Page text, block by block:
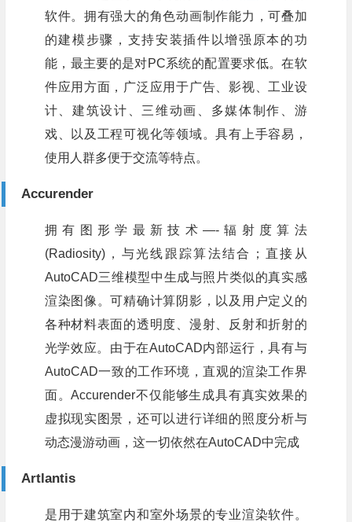
软件。拥有强大的角色动画制作能力，可叠加
的建模步骤，支持安装插件以增强原本的功
能，最主要的是对PC系统的配置要求低。在软
件应用方面，广泛应用于广告、影视、工业设
计、建筑设计、三维动画、多媒体制作、游
戏、以及工程可视化等领域。具有上手容易，
使用人群多便于交流等特点。
Accurender
拥有图形学最新技术—-辐射度算法
(Radiosity)，与光线跟踪算法结合；直接从
AutoCAD三维模型中生成与照片类似的真实感
渲染图像。可精确计算阴影，以及用户定义的
各种材料表面的透明度、漫射、反射和折射的
光学效应。由于在AutoCAD内部运行，具有与
AutoCAD一致的工作环境，直观的渲染工作界
面。Accurender不仅能够生成具有真实效果的
虚拟现实图景，还可以进行详细的照度分析与
动态漫游动画，这一切依然在AutoCAD中完成
Artlantis
是用于建筑室内和室外场景的专业渲染软件。